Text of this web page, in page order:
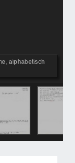
alphabetisch